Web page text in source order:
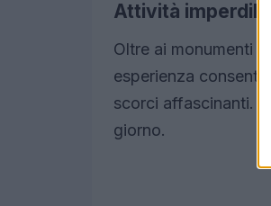
Attività
Oltre ai monumenti
esperienza
scorci affascinanti.
giorno.